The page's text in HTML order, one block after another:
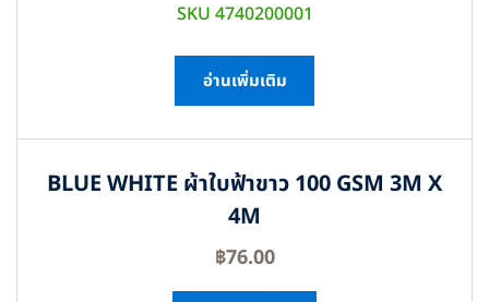
SKU 4740200001
อ่านเพิ่มเติม
BLUE WHITE ผ้าใบฟ้าขาว 100 GSM 3M X
4M
฿76.00